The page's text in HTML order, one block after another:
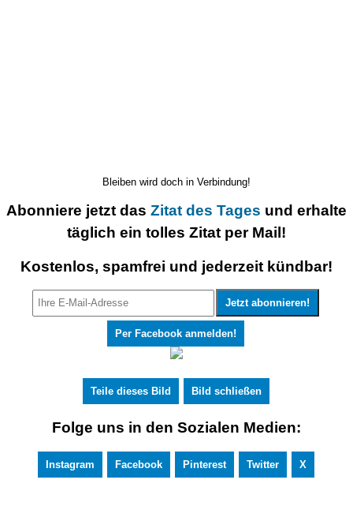
Bleiben wird doch in Verbindung!
Abonniere jetzt das Zitat des Tages und erhalte
täglich ein tolles Zitat per Mail!
Kostenlos, spamfrei und jederzeit kündbar!
Per Facebook anmelden!
Teile dieses Bild Bild schließen
Folge uns in den Sozialen Medien:
Instagram Facebook Pinterest Twitter X